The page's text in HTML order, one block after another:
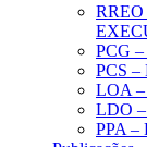
PCG
PCS
LOA
LDO
PPA